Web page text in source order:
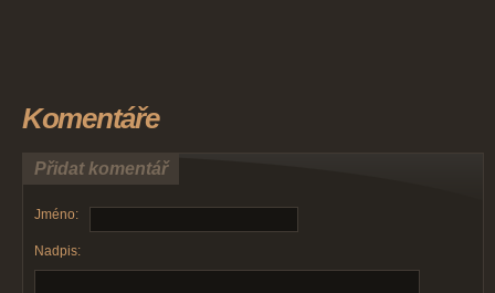
Komentáře
Přidat komentář
Jméno:
Nadpis: